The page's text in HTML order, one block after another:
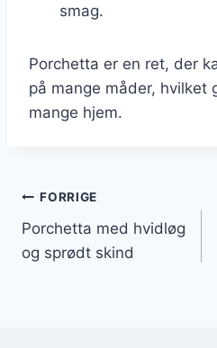
smag.
Porchetta er en ret, der
på mange måder, hvilket
mange hjem.
FORRIGE
Porchetta med hvidløg
og sprødt skind